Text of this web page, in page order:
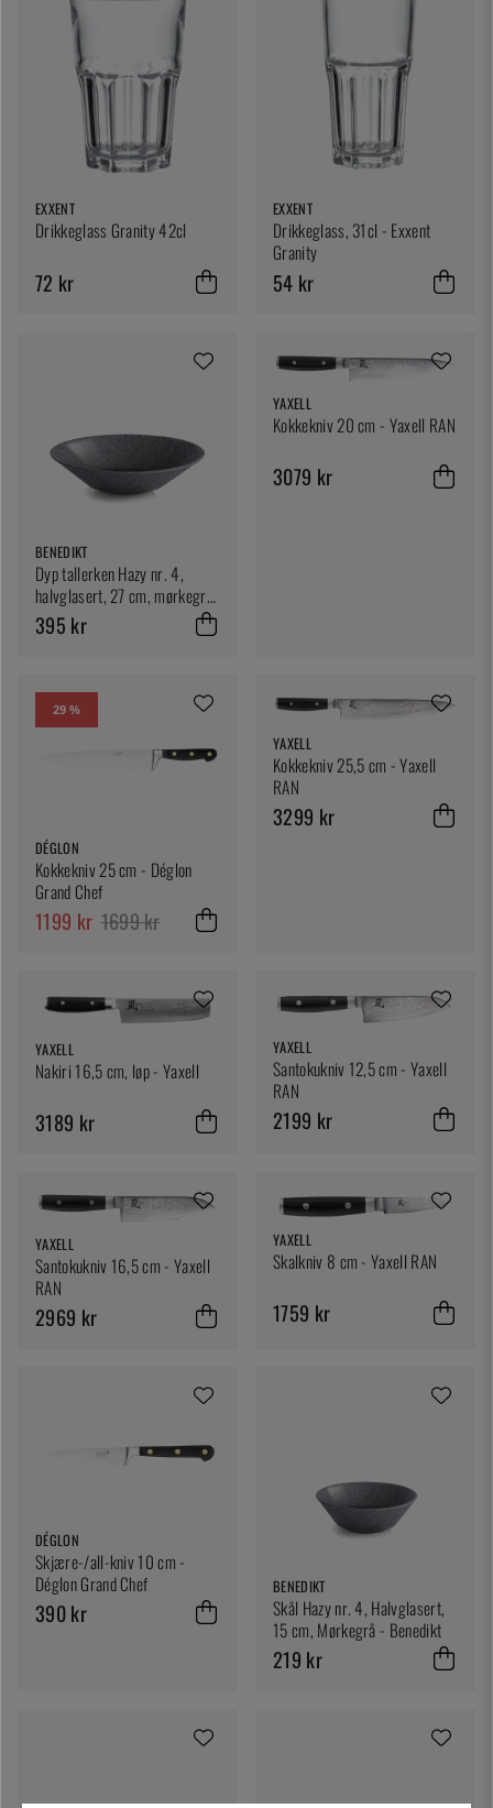
EXXENT
Drikkeglass Granity 42cl
72 kr
EXXENT
Drikkeglass, 31cl - Exxent
Granity
54 kr
BENEDIKT
Dyp tallerken Hazy nr. 4,
halvglasert, 27 cm, mørkegrå
- Benedikt
395 kr
YAXELL
Kokkekniv 20 cm - Yaxell RAN
3079 kr
29 %
DÉGLON
Kokkekniv 25 cm - Déglon
Grand Chef
1199 kr 1699 kr
YAXELL
Kokkekniv 25,5 cm - Yaxell
RAN
3299 kr
YAXELL
Nakiri 16,5 cm, løp - Yaxell
3189 kr
YAXELL
Santokukniv 12,5 cm - Yaxell
RAN
2199 kr
YAXELL
Santokukniv 16,5 cm - Yaxell
RAN
2969 kr
YAXELL
Skalkniv 8 cm - Yaxell RAN
1759 kr
DÉGLON
Skjære-/all-kniv 10 cm -
Déglon Grand Chef
390 kr
BENEDIKT
Skål Hazy nr. 4, Halvglasert,
15 cm, Mørkegrå - Benedikt
219 kr